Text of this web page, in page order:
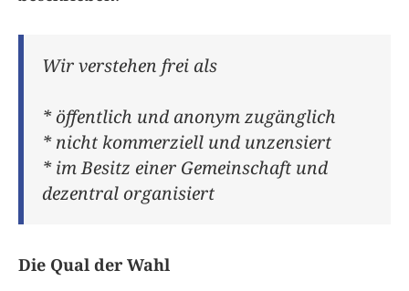
Wir verstehen frei als
* öffentlich und anonym zugänglich
* nicht kommerziell und unzensiert
* im Besitz einer Gemeinschaft und
dezentral organisiert
Die Qual der Wahl